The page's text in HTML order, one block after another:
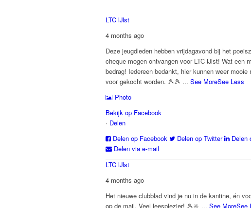
LTC IJlst
4 months ago
Deze jeugdleden hebben vrijdagavond bij het
cheque mogen ontvangen voor LTC IJlst! Wat een
bedrag! Iedereen bedankt, hier kunnen weer mooie
voor gekocht worden. 🎾🎾 ... See MoreSee Less
Photo
Bekijk op Facebook
· Delen
Delen op Facebook
Delen op Twitter
Delen
Delen via e-mail
LTC IJlst
4 months ago
Het nieuwe clubblad vind je nu in de kantine, én
op de mail. Veel leesplezier! 🎾🔆 ... See MoreSee